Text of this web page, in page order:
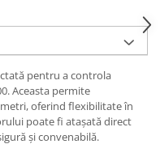
pentru a controla
Aceasta permite
oferind flexibilitate în
poate fi atașată direct
și convenabilă.